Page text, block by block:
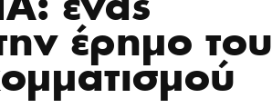
έρημο του